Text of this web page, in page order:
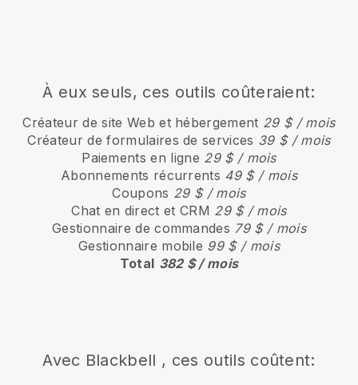
À eux seuls, ces outils coûteraient:
Créateur de site Web et hébergement 29 $ / mois
Créateur de formulaires de services 39 $ / mois
Paiements en ligne 29 $ / mois
Abonnements récurrents 49 $ / mois
Coupons 29 $ / mois
Chat en direct et CRM 29 $ / mois
Gestionnaire de commandes 79 $ / mois
Gestionnaire mobile 99 $ / mois
Total 382 $ / mois
Avec Blackbell , ces outils coûtent: